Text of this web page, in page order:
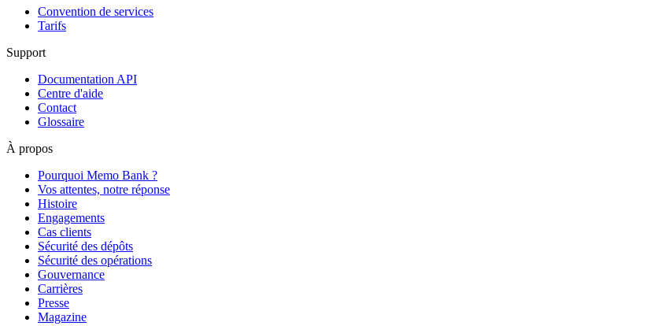
Convention de services
Tarifs
Support
Documentation API
Centre d'aide
Contact
Glossaire
À propos
Pourquoi Memo Bank ?
Vos attentes, notre réponse
Histoire
Engagements
Cas clients
Sécurité des dépôts
Sécurité des opérations
Gouvernance
Carrières
Presse
Magazine